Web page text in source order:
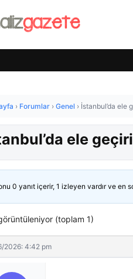
› Forumlar › Genel › İstanbul’da ele
ele
0 yanıt içerir, 1 izleyen vardır ve en
(toplam 1)
2026: 4:42 pm